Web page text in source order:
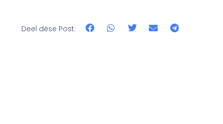
Deel dëse Post: